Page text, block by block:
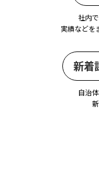
社内
実績などを
新着
自治